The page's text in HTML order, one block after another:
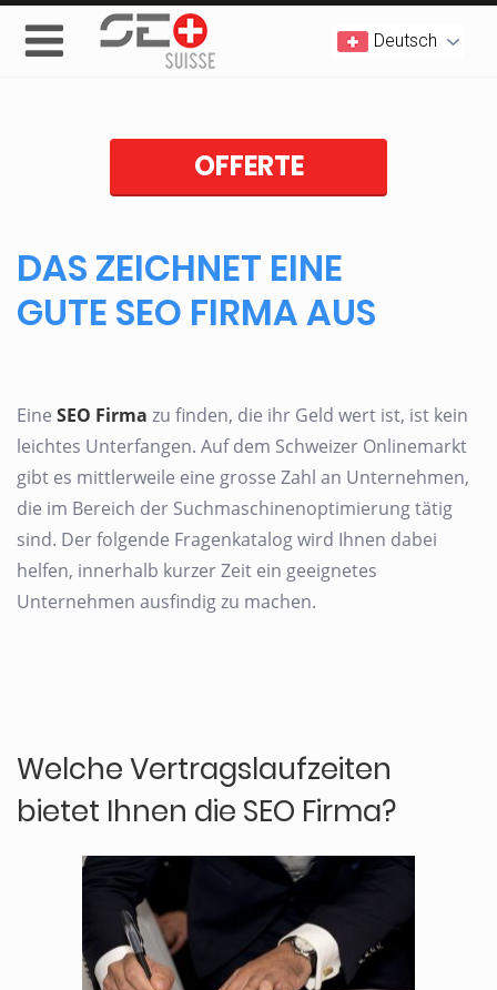
Deutsch
OFFERTE
DAS ZEICHNET EINE
GUTE SEO FIRMA AUS
Eine SEO Firma zu finden, die ihr Geld wert ist, ist kein
leichtes Unterfangen. Auf dem Schweizer Onlinemarkt
gibt es mittlerweile eine grosse Zahl an Unternehmen,
die im Bereich der Suchmaschinenoptimierung tätig
sind. Der folgende Fragenkatalog wird Ihnen dabei
helfen, innerhalb kurzer Zeit ein geeignetes
Unternehmen ausfindig zu machen.
Welche Vertragslaufzeiten
bietet Ihnen die SEO Firma?